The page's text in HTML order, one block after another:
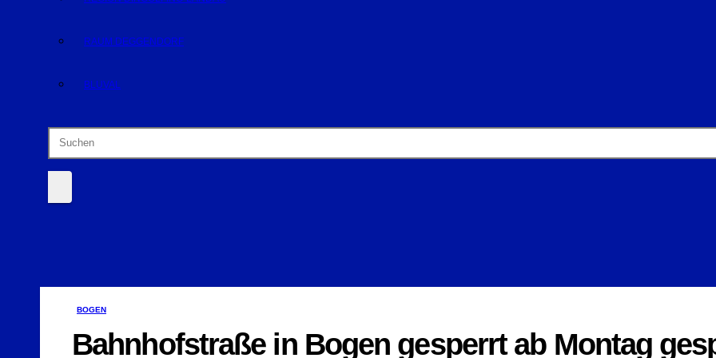
RAUM DEGGENDORF
BLUVAL
BOGEN
Bahnhofstraße in Bogen gesperrt ab Montag